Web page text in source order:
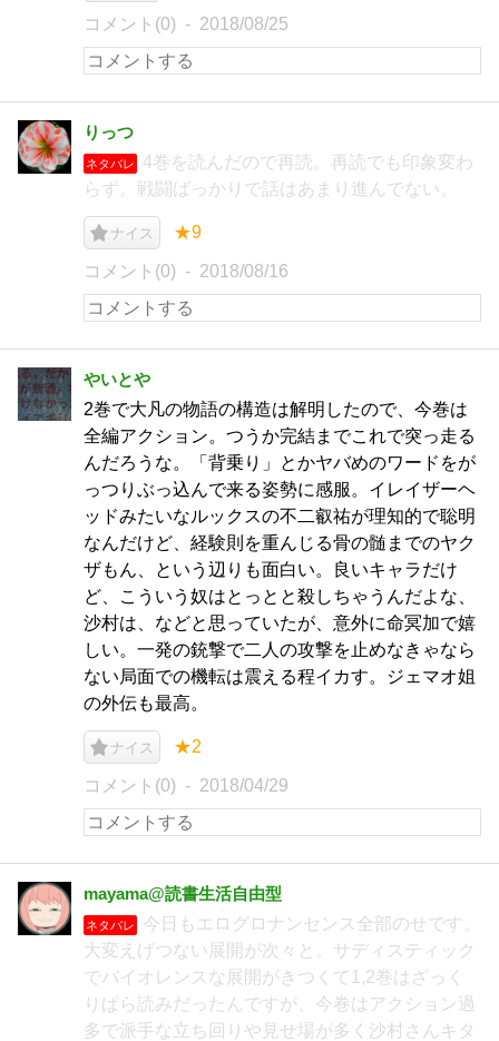
コメント(0) 2018/08/25
りっつ
ネタバレ
4巻を読んだので再読。再読でも印象変わ
らず。戦闘ばっかりで話はあまり進んでない。
ナイス ★9
コメント(0) 2018/08/16
やいとや
2巻で大凡の物語の構造は解明したので、今巻は
全編アクション。つうか完結までこれで突っ走る
んだろうな。「背乗り」とかヤバめのワードをが
っつりぶっ込んで来る姿勢に感服。イレイザーヘ
ッドみたいなルックスの不二叡祐が理知的で聡明
なんだけど、経験則を重んじる骨の髄までのヤク
ザもん、という辺りも面白い。良いキャラだけ
ど、こういう奴はとっとと殺しちゃうんだよな、
沙村は、などと思っていたが、意外に命冥加で嬉
しい。一発の銃撃で二人の攻撃を止めなきゃなら
ない局面での機転は震える程イカす。ジェマオ姐
の外伝も最高。
ナイス ★2
コメント(0) 2018/04/29
mayama@読書生活自由型
ネタバレ
今日もエログロナンセンス全部のせです。
大変えげつない展開が次々と。サディスティック
でバイオレンスな展開がきつくて1,2巻はざっく
りぱら読みだったんですが、今巻はアクション過
多で派手な立ち回りや見せ場が多く沙村さんキタ